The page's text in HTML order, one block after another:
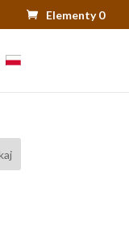
Elementy 0